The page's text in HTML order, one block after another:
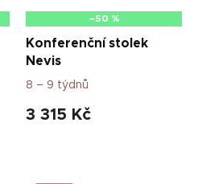
–50 %
Konferenční stolek
Nevis
8 – 9 týdnů
3 315 Kč